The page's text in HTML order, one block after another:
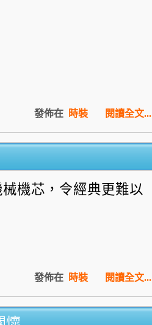
閱讀全文...
發佈在 時裝
機芯，令經典更難以
閱讀全文...
發佈在 時裝